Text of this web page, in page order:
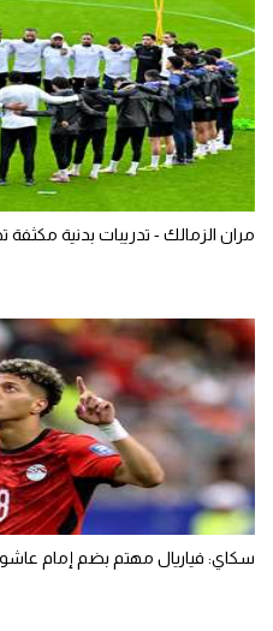
مران الزمالك - تدريبات بدنية مكثفة
سكاي: فياريال مهتم بضم إمام